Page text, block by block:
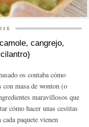
cangrejo,
os contaba cómo
masa de wonton (o
maravillosos que
cómo hacer unas cestitas
paquete vienen